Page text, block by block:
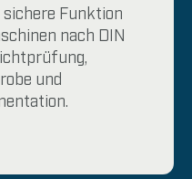
Funktion
nach DIN
und